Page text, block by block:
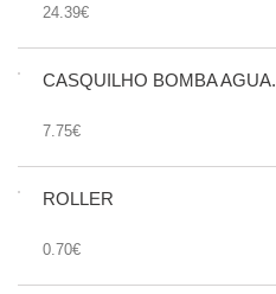
24.39€
CASQUILHO BOMBA AGUA.
7.75€
ROLLER
0.70€